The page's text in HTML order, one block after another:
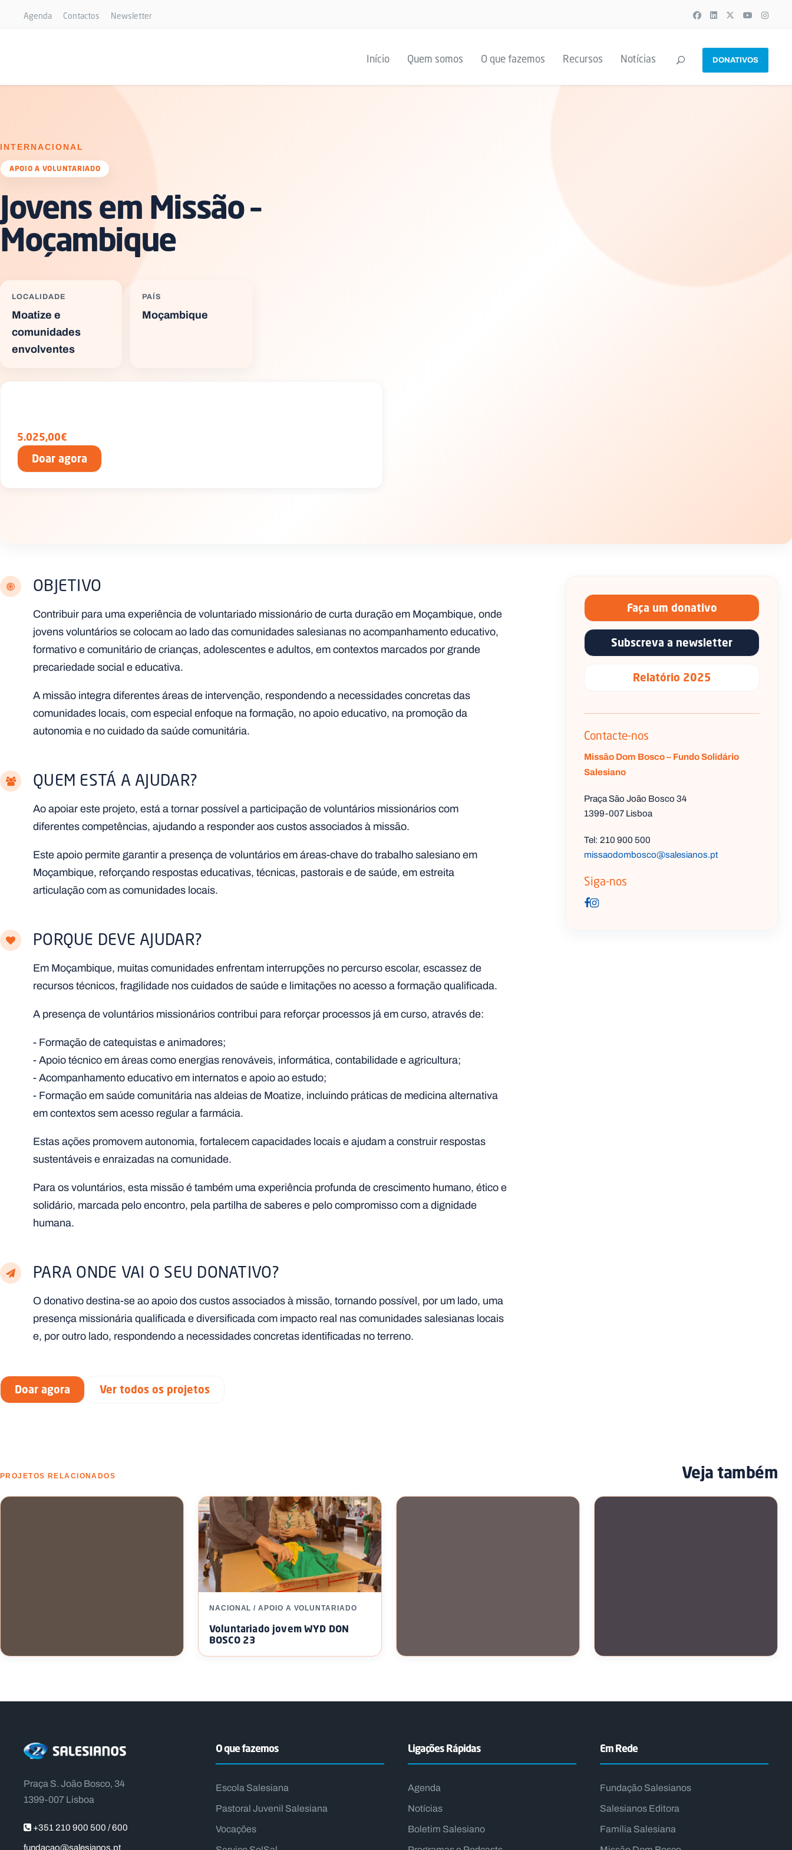
Agenda Contactos Newsletter
Início Quem somos O que fazemos Recursos Notícias DONATIVOS
INTERNACIONAL
APOIO A VOLUNTARIADO
Jovens em Missão –
Moçambique
LOCALIDADE
Moatize e
comunidades
envolventes
PAÍS
Moçambique
5.025,00€
Doar agora
OBJETIVO
Contribuir para uma experiência de voluntariado missionário de curta duração em Moçambique, onde
jovens voluntários se colocam ao lado das comunidades salesianas no acompanhamento educativo,
formativo e comunitário de crianças, adolescentes e adultos, em contextos marcados por grande
precariedade social e educativa.
A missão integra diferentes áreas de intervenção, respondendo a necessidades concretas das
comunidades locais, com especial enfoque na formação, no apoio educativo, na promoção da
autonomia e no cuidado da saúde comunitária.
QUEM ESTÁ A AJUDAR?
Ao apoiar este projeto, está a tornar possível a participação de voluntários missionários com
diferentes competências, ajudando a responder aos custos associados à missão.
Este apoio permite garantir a presença de voluntários em áreas-chave do trabalho salesiano em
Moçambique, reforçando respostas educativas, técnicas, pastorais e de saúde, em estreita
articulação com as comunidades locais.
PORQUE DEVE AJUDAR?
Em Moçambique, muitas comunidades enfrentam interrupções no percurso escolar, escassez de
recursos técnicos, fragilidade nos cuidados de saúde e limitações no acesso a formação qualificada.
A presença de voluntários missionários contribui para reforçar processos já em curso, através de:
- Formação de catequistas e animadores;
- Apoio técnico em áreas como energias renováveis, informática, contabilidade e agricultura;
- Acompanhamento educativo em internatos e apoio ao estudo;
- Formação em saúde comunitária nas aldeias de Moatize, incluindo práticas de medicina alternativa
em contextos sem acesso regular a farmácia.
Estas ações promovem autonomia, fortalecem capacidades locais e ajudam a construir respostas
sustentáveis e enraizadas na comunidade.
Para os voluntários, esta missão é também uma experiência profunda de crescimento humano, ético e
solidário, marcada pelo encontro, pela partilha de saberes e pelo compromisso com a dignidade
humana.
PARA ONDE VAI O SEU DONATIVO?
O donativo destina-se ao apoio dos custos associados à missão, tornando possível, por um lado, uma
presença missionária qualificada e diversificada com impacto real nas comunidades salesianas locais
e, por outro lado, respondendo a necessidades concretas identificadas no terreno.
Doar agora Ver todos os projetos
Faça um donativo
Subscreva a newsletter
Relatório 2025
Contacte-nos
Missão Dom Bosco – Fundo Solidário
Salesiano
Praça São João Bosco 34
1399-007 Lisboa
Tel: 210 900 500
missaodombosco@salesianos.pt
Siga-nos
PROJETOS RELACIONADOS Veja também
Jovens em Missão – México
NACIONAL / APOIO A VOLUNTARIADO
Voluntariado jovem WYD DON
BOSCO 23
Jovens em Missão – Cabo Verde Jovens em Missão – Angola
Praça S. João Bosco, 34
1399-007 Lisboa
+351 210 900 500 / 600
O que fazemos
Escola Salesiana
Pastoral Juvenil Salesiana
Vocações
Ligações Rápidas
Agenda
Notícias
Boletim Salesiano
Em Rede
Fundação Salesianos
Salesianos Editora
Família Salesiana